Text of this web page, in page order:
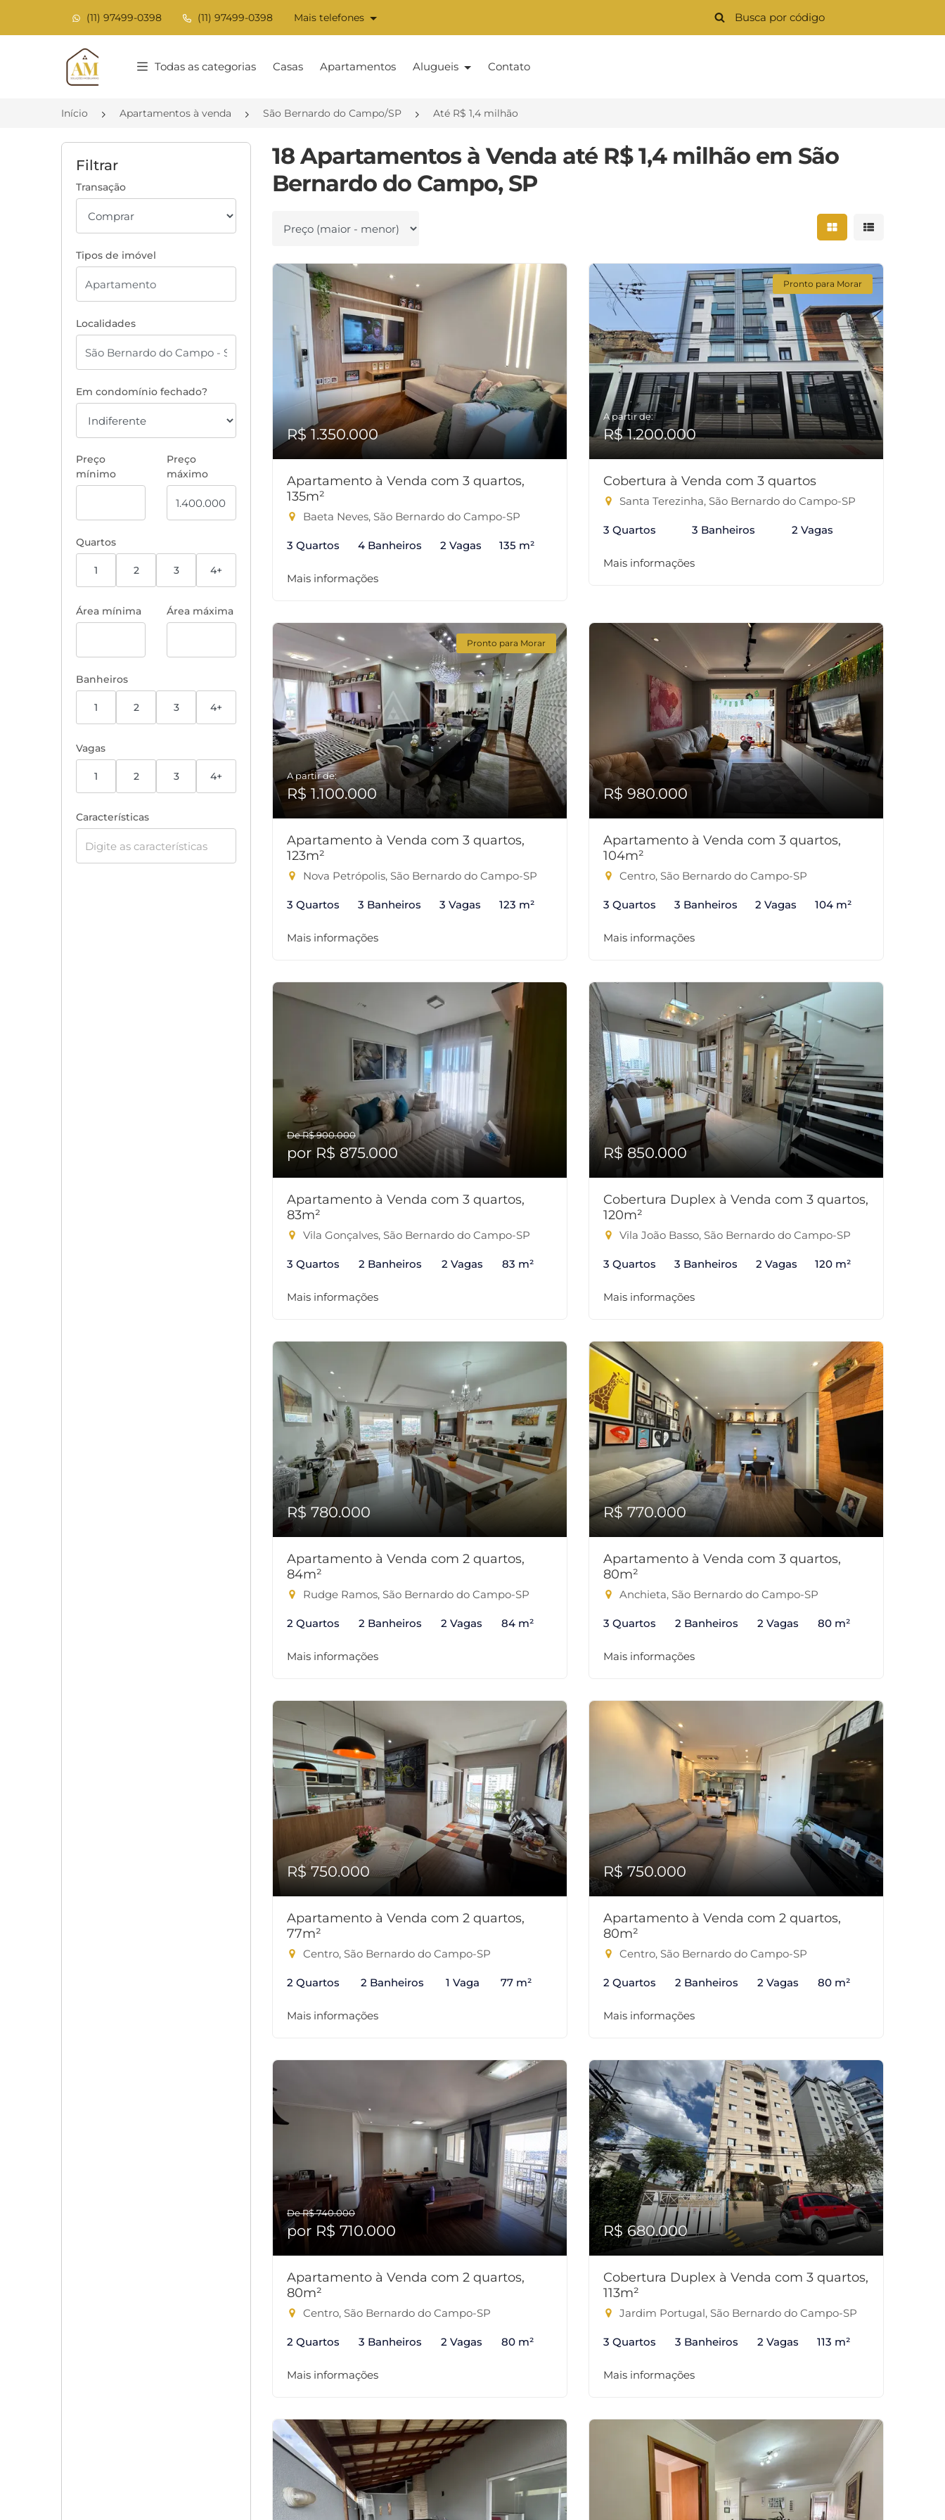
(11) 97499-0398 (11) 97499-0398 Mais telefones
Página inicial
Todas as categorias Casas Apartamentos Alugueis Contato
Início Apartamentos à venda São Bernardo do Campo/SP Até R$ 1,4 milhão
Filtrar
Transação
Tipos de imóvel
Localidades
Em condomínio fechado?
Preço
mínimo
Preço
máximo
Quartos
1 2 3 4+
Área mínima Área máxima
Banheiros
1 2 3 4+
Vagas
1 2 3 4+
Características
18 Apartamentos à Venda até R$ 1,4 milhão em São
Bernardo do Campo, SP
Ordenar por Mostrar resultados
Mostrar
R$ 1.350.000
Apartamento à Venda com 3 quartos,
135m²
Baeta Neves, São Bernardo do Campo-SP
3 Quartos 4 Banheiros 2 Vagas 135 m²
Mais informações
Pronto para Morar
A partir de:
R$ 1.200.000
Cobertura à Venda com 3 quartos
Santa Terezinha, São Bernardo do Campo-SP
3 Quartos 3 Banheiros 2 Vagas
Mais informações
Pronto para Morar
A partir de:
R$ 1.100.000
Apartamento à Venda com 3 quartos,
123m²
Nova Petrópolis, São Bernardo do Campo-SP
3 Quartos 3 Banheiros 3 Vagas 123 m²
Mais informações
R$ 980.000
Apartamento à Venda com 3 quartos,
104m²
Centro, São Bernardo do Campo-SP
3 Quartos 3 Banheiros 2 Vagas 104 m²
Mais informações
De R$ 900.000
por R$ 875.000
Apartamento à Venda com 3 quartos,
83m²
Vila Gonçalves, São Bernardo do Campo-SP
3 Quartos 2 Banheiros 2 Vagas 83 m²
Mais informações
R$ 850.000
Cobertura Duplex à Venda com 3 quartos,
120m²
Vila João Basso, São Bernardo do Campo-SP
3 Quartos 3 Banheiros 2 Vagas 120 m²
Mais informações
R$ 780.000
Apartamento à Venda com 2 quartos,
84m²
Rudge Ramos, São Bernardo do Campo-SP
2 Quartos 2 Banheiros 2 Vagas 84 m²
Mais informações
R$ 770.000
Apartamento à Venda com 3 quartos,
80m²
Anchieta, São Bernardo do Campo-SP
3 Quartos 2 Banheiros 2 Vagas 80 m²
Mais informações
R$ 750.000
Apartamento à Venda com 2 quartos,
77m²
Centro, São Bernardo do Campo-SP
2 Quartos 2 Banheiros 1 Vaga 77 m²
Mais informações
R$ 750.000
Apartamento à Venda com 2 quartos,
80m²
Centro, São Bernardo do Campo-SP
2 Quartos 2 Banheiros 2 Vagas 80 m²
Mais informações
De R$ 740.000
por R$ 710.000
Apartamento à Venda com 2 quartos,
80m²
Centro, São Bernardo do Campo-SP
2 Quartos 3 Banheiros 2 Vagas 80 m²
Mais informações
R$ 680.000
Cobertura Duplex à Venda com 3 quartos,
113m²
Jardim Portugal, São Bernardo do Campo-SP
3 Quartos 3 Banheiros 2 Vagas 113 m²
Mais informações